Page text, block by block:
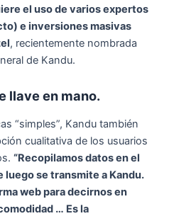
el uso de varios expertos
e inversiones masivas
, recientemente nombrada
de Kandu.
llave en mano.
“simples”, Kandu también
cualitativa de los usuarios
“Recopilamos datos en el
se transmite a Kandu.
web para decirnos en
… Es la